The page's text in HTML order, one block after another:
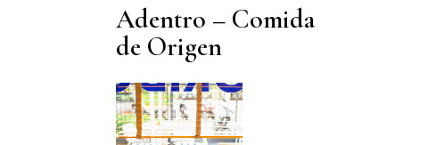
Adentro – Comida
de Origen